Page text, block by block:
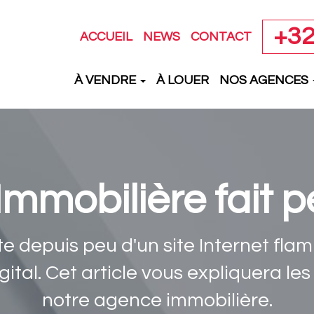
ACCUEIL NEWS CONTACT
À VENDRE À LOUER NOS AGENCES
fait
depuis peu d'un site Internet
Cet article vous expliquera
notre agence immobilière.